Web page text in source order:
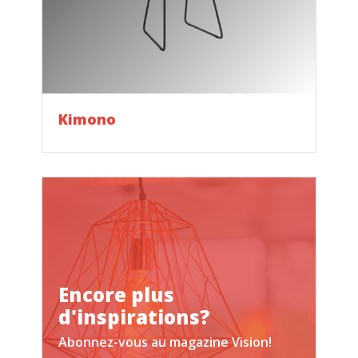
Kimono
Encore plus
d'inspirations?
Abonnez-vous au magazine Vision!